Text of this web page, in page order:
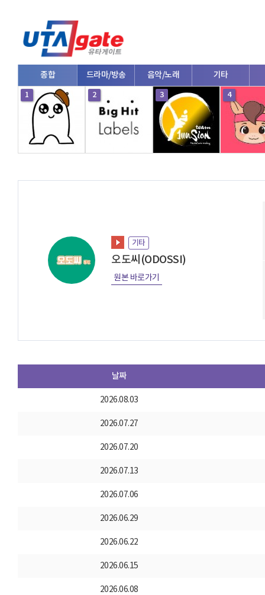
종합 드라마/방송 음악/노래 기타
1 2 3 4
기타
오도씨(ODOSSI)
원본 바로가기
날짜
2026.08.03
2026.07.27
2026.07.20
2026.07.13
2026.07.06
2026.06.29
2026.06.22
2026.06.15
2026.06.08